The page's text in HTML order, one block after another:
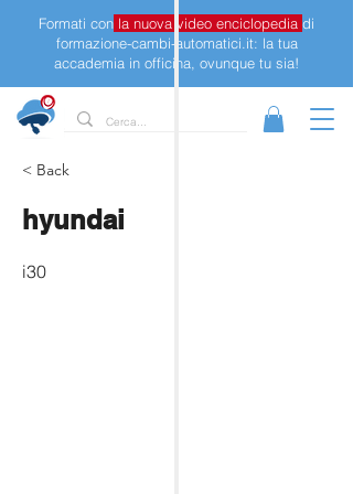
Formati con la nuova video enciclopedia di
formazione-cambi-automatici.it: la tua
accademia in officina, ovunque tu sia!
< Back
hyundai
i30